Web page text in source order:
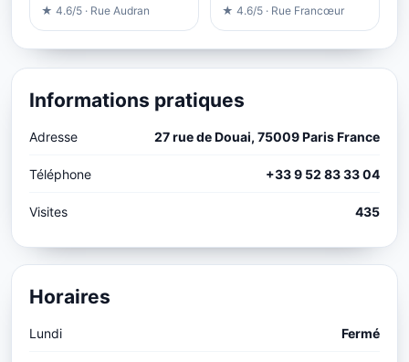
★ 4.6/5 · Rue Audran ★ 4.6/5 · Rue Francœur
Informations pratiques
Adresse 27 rue de Douai, 75009 Paris France
Téléphone +33 9 52 83 33 04
Visites 435
Horaires
Lundi Fermé